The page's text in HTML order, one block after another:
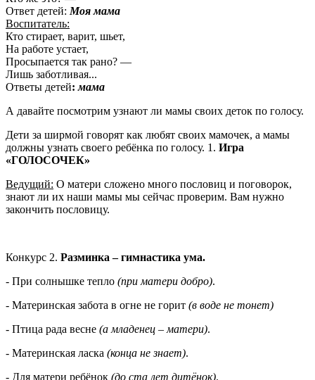
Ответ детей: Моя мама
Воспитатель:
Кто стирает, варит, шьет,
На работе устает,
Просыпается так рано? —
Лишь заботливая...
Ответы детей: мама
А давайте посмотрим узнают ли мамы своих деток по голосу.
Дети за ширмой говорят как любят своих мамочек, а мамы
должны узнать своего ребёнка по голосу. 1. Игра
«ГОЛОСОЧЕК»
Ведущий: О матери сложено много пословиц и поговорок,
знают ли их наши мамы мы сейчас проверим. Вам нужно
закончить пословицу.
Конкурс 2. Разминка – гимнастика ума.
- При солнышке тепло (при матери добро).
- Материнская забота в огне не горит (в воде не тонет)
- Птица рада весне (а младенец – матери).
- Материнская ласка (конца не знает).
- Для матери ребёнок (до ста лет дитёнок).